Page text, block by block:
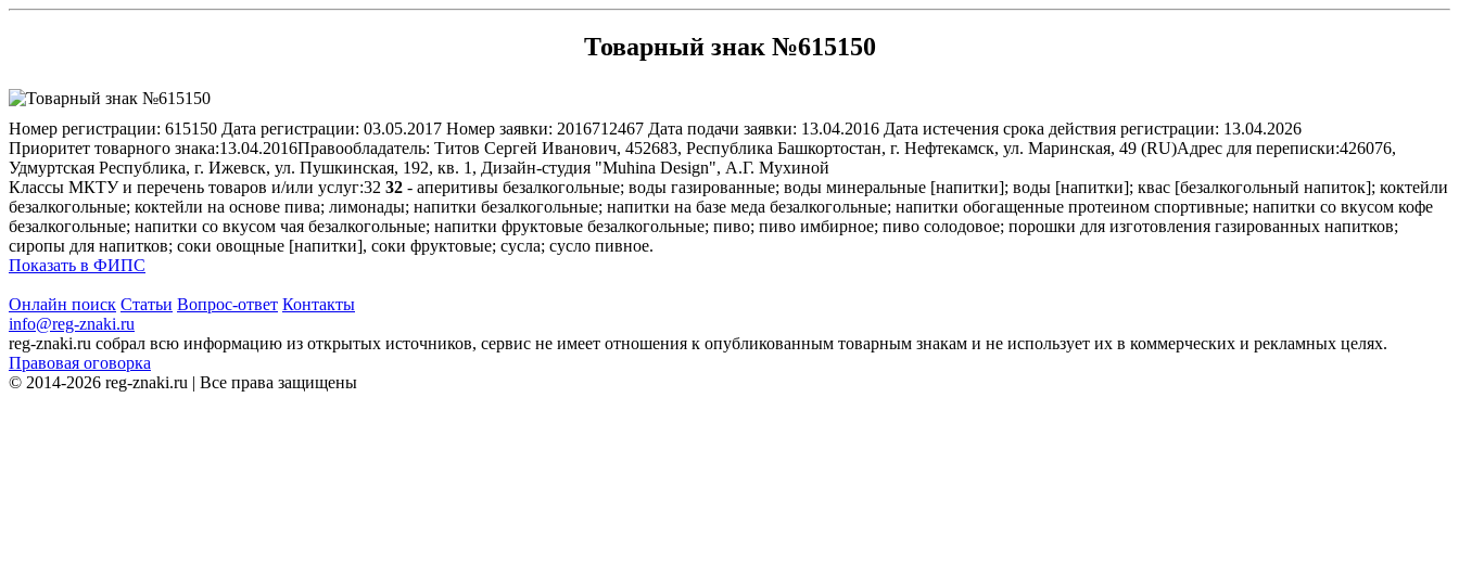
Товарный знак №615150
Номер регистрации: 615150 Дата регистрации: 03.05.2017 Номер заявки: 2016712467 Дата подачи заявки: 13.04.2016 Дата истечения срока действия регистрации: 13.04.2026
Приоритет товарного знака:13.04.2016Правообладатель: Титов Сергей Иванович, 452683, Республика Башкортостан, г. Нефтекамск, ул. Маринская, 49 (RU)Адрес для переписки:426076,
Удмуртская Республика, г. Ижевск, ул. Пушкинская, 192, кв. 1, Дизайн-студия "Muhina Design", А.Г. Мухиной
Классы МКТУ и перечень товаров и/или услуг:32 32 - аперитивы безалкогольные; воды газированные; воды минеральные [напитки]; воды [напитки]; квас [безалкогольный напиток]; коктейли
безалкогольные; коктейли на основе пива; лимонады; напитки безалкогольные; напитки на базе меда безалкогольные; напитки обогащенные протеином спортивные; напитки со вкусом кофе
безалкогольные; напитки со вкусом чая безалкогольные; напитки фруктовые безалкогольные; пиво; пиво имбирное; пиво солодовое; порошки для изготовления газированных напитков;
сиропы для напитков; соки овощные [напитки], соки фруктовые; сусла; сусло пивное.
Показать в ФИПС
Онлайн поиск Статьи Вопрос-ответ Контакты
info@reg-znaki.ru
reg-znaki.ru собрал всю информацию из открытых источников, сервис не имеет отношения к опубликованным товарным знакам и не использует их в коммерческих и рекламных целях.
Правовая оговорка
© 2014-2026 reg-znaki.ru | Все права защищены